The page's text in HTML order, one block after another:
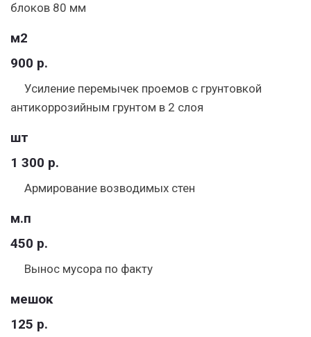
блоков 80 мм
м2
900 р.
Усиление перемычек проемов с грунтовкой
антикоррозийным грунтом в 2 слоя
шт
1 300 р.
Армирование возводимых стен
м.п
450 р.
Вынос мусора по факту
мешок
125 р.